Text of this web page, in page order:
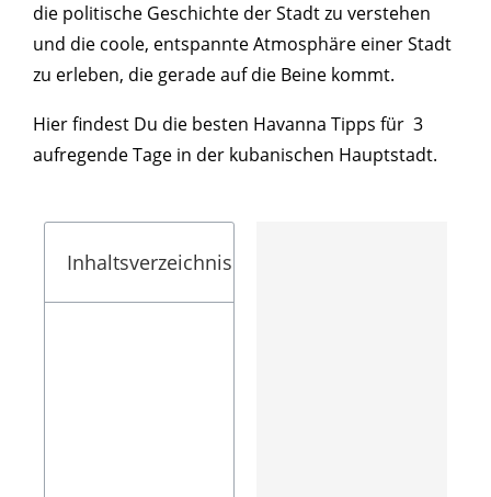
die politische Geschichte der Stadt zu verstehen
und die coole, entspannte Atmosphäre einer Stadt
zu erleben, die gerade auf die Beine kommt.
Hier findest Du die besten Havanna Tipps für 3
aufregende Tage in der kubanischen Hauptstadt.
Inhaltsverzeichnis